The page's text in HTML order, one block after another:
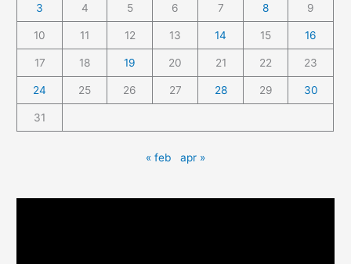
3 4 5 6 7 8 9
10 11 12 13 14 15 16
17 18 19 20 21 22 23
24 25 26 27 28 29 30
31
« feb apr »